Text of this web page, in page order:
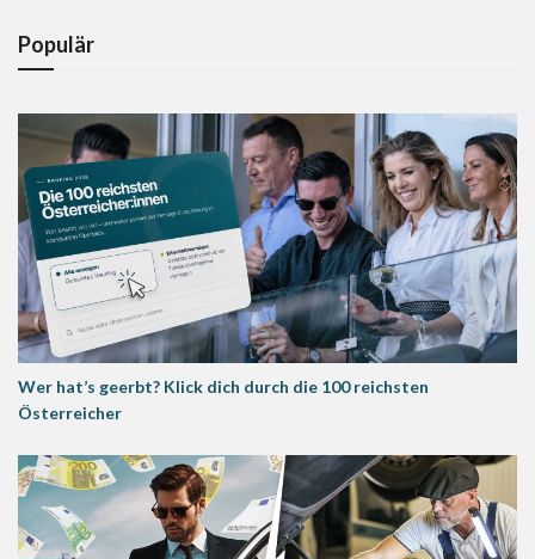
Populär
Wer hat’s geerbt? Klick dich durch die 100 reichsten
Österreicher